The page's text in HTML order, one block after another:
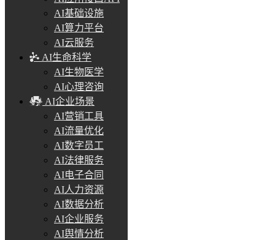
AI基础设施
AI算力平台
AI云服务
AI生命科学
AI生物医学
AI心理咨询
AI企业场景
AI营销工具
AI流量优化
AI数字员工
AI法律服务
AI电子合同
AI人力资源
AI数据分析
AI企业服务
AI舆情分析